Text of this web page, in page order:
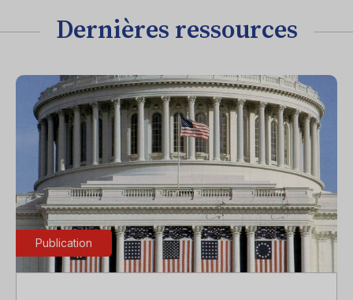
Dernières ressources
Publication